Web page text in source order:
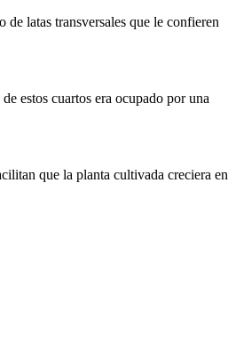
latas transversales que le confieren
estos cuartos era ocupado por una
que la planta cultivada creciera en